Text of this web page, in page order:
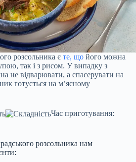
розсольника є те, що його можна
так і з рисом. У випадку з
не відварювати, а спасерувати на
готується на м’ясному
Час приготування:
розсольника нам